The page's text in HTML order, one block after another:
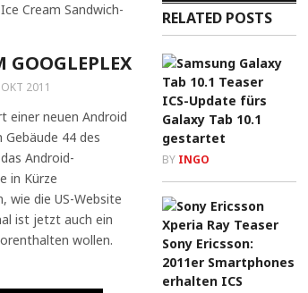
Cream Sandwich-
GOOGLEPLEX
2011
einer neuen Android
44 des
Android-
in Kürze
wie die US-Website
ist jetzt auch ein
wollen.
RELATED POSTS
ICS-Update fürs
Galaxy Tab 10.1
gestartet
BY INGO
Sony Ericsson:
2011er Smartphones
erhalten ICS